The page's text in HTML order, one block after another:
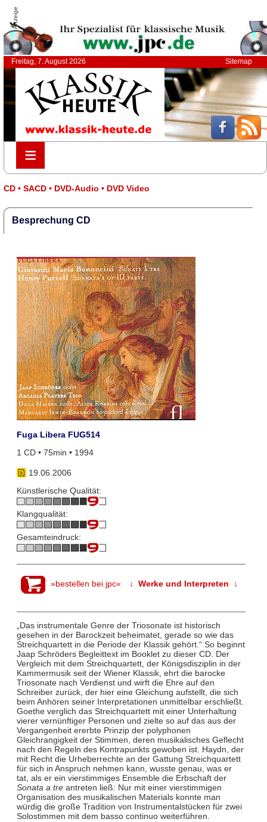
Anzeige
Freitag, 7. August 2026 Sitemap
≡
≡
CD • SACD • DVD-Audio • DVD Video
Besprechung CD
Fuga Libera FUG514
1 CD • 75min • 1994
19.06.2006
Künstlerische Qualität:
Klangqualität:
Gesamteindruck:
»bestellen bei jpc« ↓ Werke und Interpreten ↓
„Das instrumentale Genre der Triosonate ist historisch
gesehen in der Barockzeit beheimatet, gerade so wie das
Streichquartett in die Periode der Klassik gehört.“ So beginnt
Jaap Schröders Begleittext im Booklet zu dieser CD. Der
Vergleich mit dem Streichquartett, der Königsdisziplin in der
Kammermusik seit der Wiener Klassik, ehrt die barocke
Triosonate nach Verdienst und wirft die Ehre auf den
Schreiber zurück, der hier eine Gleichung aufstellt, die sich
beim Anhören seiner Interpretationen unmittelbar erschließt.
Goethe verglich das Streichquartett mit einer Unterhaltung
vierer vernünftiger Personen und zielte so auf das aus der
Vergangenheit ererbte Prinzip der polyphonen
Gleichrangigkeit der Stimmen, deren musikalisches Geflecht
nach den Regeln des Kontrapunkts gewoben ist. Haydn, der
mit Recht die Urheberrechte an der Gattung Streichquartett
für sich in Anspruch nehmen kann, wusste genau, was er
tat, als er ein vierstimmiges Ensemble die Erbschaft der
Sonata a treantreten ließ: Nur mit einer vierstimmigen
Organisation des musikalischen Materials konnte man
würdig die große Tradition von Instrumentalstücken für zwei
Solostimmen mit dem basso continuo weiterführen.